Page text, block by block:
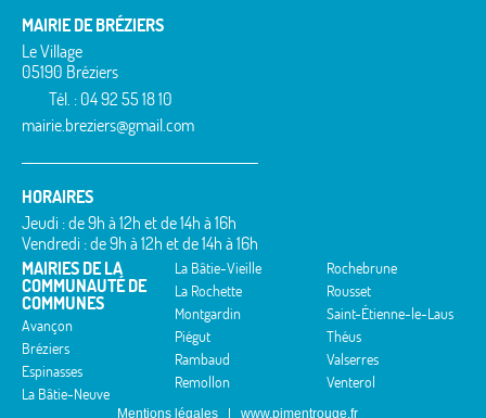
MAIRIE DE BRÉZIERS
Le Village
05190 Bréziers
Tél. : 04 92 55 18 10
mairie.breziers@gmail.com
HORAIRES
Jeudi : de 9h à 12h et de 14h à 16h
Vendredi : de 9h à 12h et de 14h à 16h
MAIRIES DE LA
COMMUNAUTÉ DE
COMMUNES
Avançon
Bréziers
Espinasses
La Bâtie-Neuve
La Bâtie-Vieille
La Rochette
Montgardin
Piégut
Rambaud
Remollon
Rochebrune
Rousset
Saint-Étienne-le-Laus
Théus
Valserres
Venterol
Mentions légales www.pimentrouge.fr